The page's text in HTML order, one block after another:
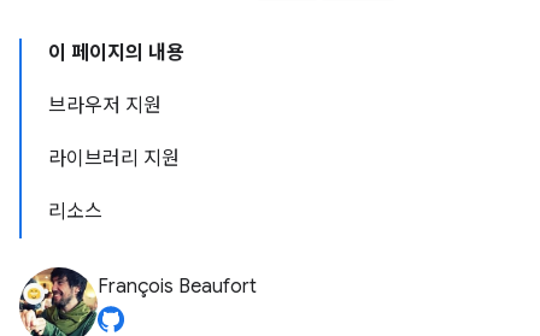
이 페이지의 내용
브라우저 지원
라이브러리 지원
리소스
François Beaufort